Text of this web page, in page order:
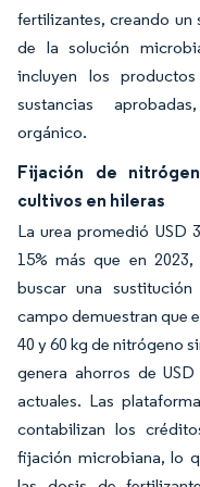
fertilizantes, creando
de la solución
incluyen los
sustancias
orgánico.
Fijación de
cultivos en hileras
La urea promedió USD
15% más que en
buscar una
campo demuestran que
40 y 60 kg de nitrógeno
genera ahorros de
actuales. Las
contabilizan los
fijación microbiana, lo